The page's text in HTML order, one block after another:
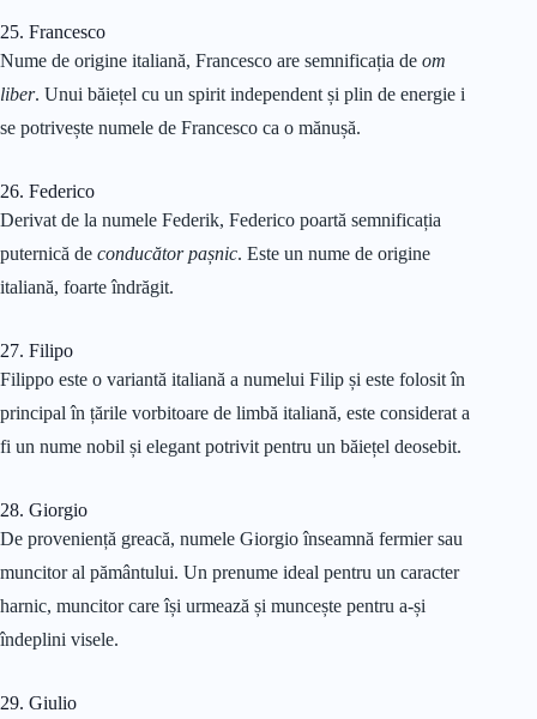
25. Francesco
Nume de origine italiană, Francesco are semnificația de om
liber. Unui băiețel cu un spirit independent și plin de energie i
se potrivește numele de Francesco ca o mănușă.
26. Federico
Derivat de la numele Federik, Federico poartă semnificația
puternică de conducător pașnic. Este un nume de origine
italiană, foarte îndrăgit.
27. Filipo
Filippo este o variantă italiană a numelui Filip și este folosit în
principal în țările vorbitoare de limbă italiană, este considerat a
fi un nume nobil și elegant potrivit pentru un băiețel deosebit.
28. Giorgio
De proveniență greacă, numele Giorgio înseamnă fermier sau
muncitor al pământului. Un prenume ideal pentru un caracter
harnic, muncitor care își urmează și muncește pentru a-și
îndeplini visele.
29. Giulio